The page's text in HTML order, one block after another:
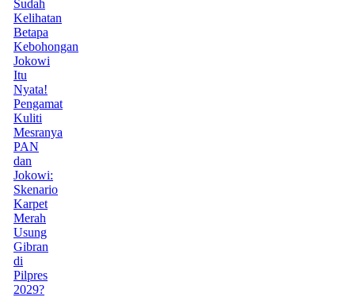
Sudah
Kelihatan
Betapa
Kebohongan
Jokowi
Itu
Nyata!
Pengamat
Kuliti
Mesranya
PAN
dan
Jokowi:
Skenario
Karpet
Merah
Usung
Gibran
di
Pilpres
2029?